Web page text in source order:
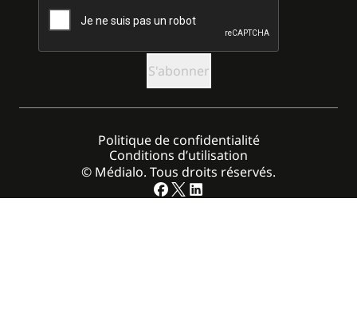
© Médialo. Tous droits réservés.
Politique de confidentialité
Conditions d’utilisation